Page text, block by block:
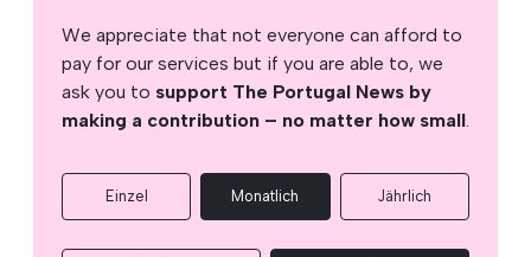
We appreciate that not everyone can afford to
pay for our services but if you are able to, we
ask you to support The Portugal News by
making a contribution – no matter how small.
Einzel Monatlich Jährlich